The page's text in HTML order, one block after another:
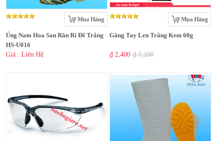
Mua Hàng
Ủng Nam Hoa San Răn Ri Đế Trắng
HS-U016
Giá : Liên Hệ
Mua Hàng
Găng Tay Len Trắng Kem 60g
₫ 2,400 ₫ 3,200